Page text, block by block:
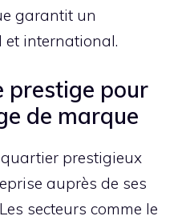
garantit un
international.
prestige pour
de marque
prestigieux
auprès de ses
secteurs comme le